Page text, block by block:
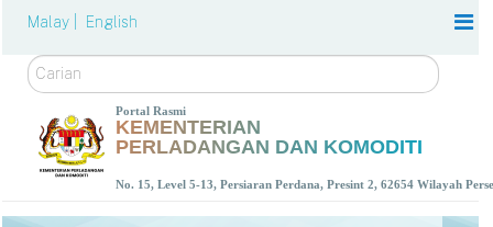
Malay | English
Carian
Portal Rasmi
KEMENTERIAN
PERLADANGAN DAN KOMODITI
No. 15, Level 5-13, Persiaran Perdana, Presint 2, 62654 Wilayah